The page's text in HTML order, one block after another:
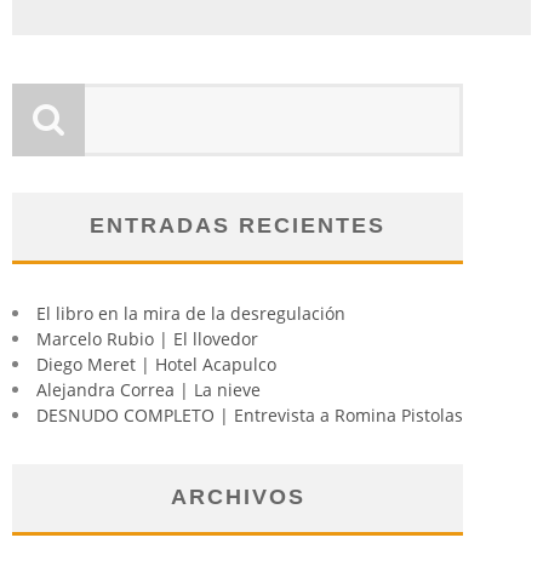
ENTRADAS RECIENTES
El libro en la mira de la desregulación
Marcelo Rubio | El llovedor
Diego Meret | Hotel Acapulco
Alejandra Correa | La nieve
DESNUDO COMPLETO | Entrevista a Romina Pistolas
ARCHIVOS